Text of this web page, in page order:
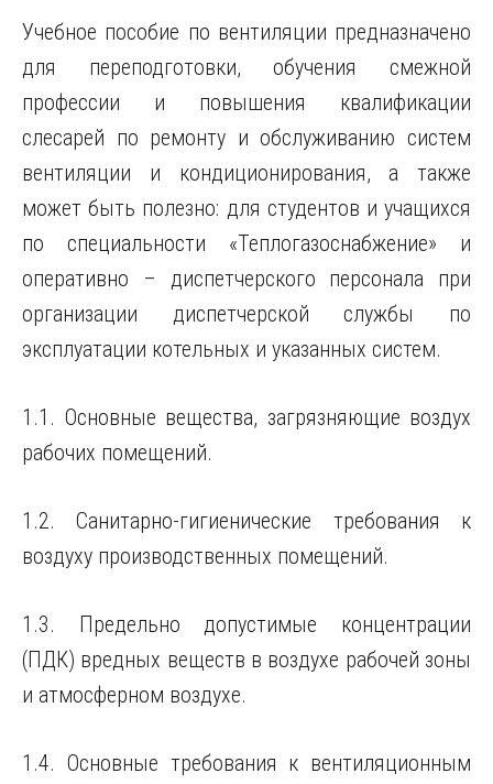
Учебное пособие по вентиляции предназначено
для переподготовки, обучения смежной
профессии и повышения квалификации
слесарей по ремонту и обслуживанию систем
вентиляции и кондиционирования, а также
может быть полезно: для студентов и учащихся
по специальности «Теплогазоснабжение» и
оперативно – диспетчерского персонала при
организации диспетчерской службы по
эксплуатации котельных и указанных систем.
1.1. Основные вещества, загрязняющие воздух
рабочих помещений.
1.2. Санитарно-гигиенические требования к
воздуху производственных помещений.
1.3. Предельно допустимые концентрации
(ПДК) вредных веществ в воздухе рабочей зоны
и атмосферном воздухе.
1.4. Основные требования к вентиляционным